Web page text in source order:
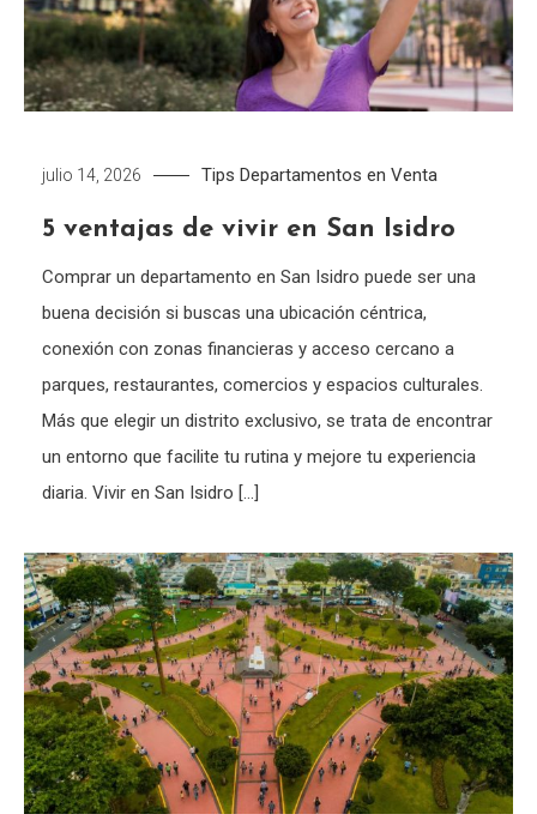
julio 14, 2026 Tips Departamentos en Venta
5 ventajas de vivir en San Isidro
Comprar un departamento en San Isidro puede ser una
buena decisión si buscas una ubicación céntrica,
conexión con zonas financieras y acceso cercano a
parques, restaurantes, comercios y espacios culturales.
Más que elegir un distrito exclusivo, se trata de encontrar
un entorno que facilite tu rutina y mejore tu experiencia
diaria. Vivir en San Isidro […]